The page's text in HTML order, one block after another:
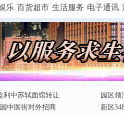
乐 百货超市 生活服务 电子通讯
利中苏轼面馆转让
园区领
中医街对外招商
新区